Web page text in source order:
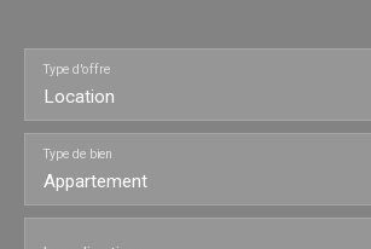
Location
Type d'offre
Appartement
Type de bien